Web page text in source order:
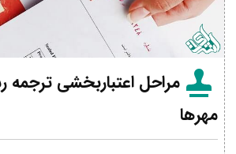
مراحل اعتباربخشی ترجمه
مهرها